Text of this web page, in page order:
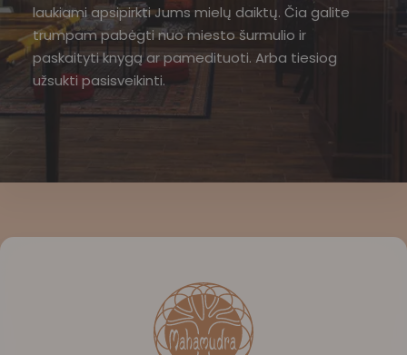
laukiami apsipirkti Jums mielų daiktų. Čia galite
trumpam pabėgti nuo miesto šurmulio ir
paskaityti knygą ar pamedituoti. Arba tiesiog
užsukti pasisveikinti.